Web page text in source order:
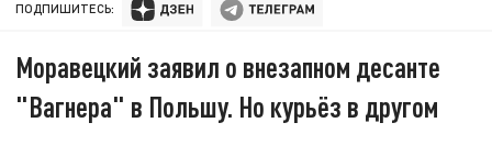
ПОДПИШИТЕСЬ:
Моравецкий заявил о внезапном десанте
"Вагнера" в Польшу. Но курьёз в другом